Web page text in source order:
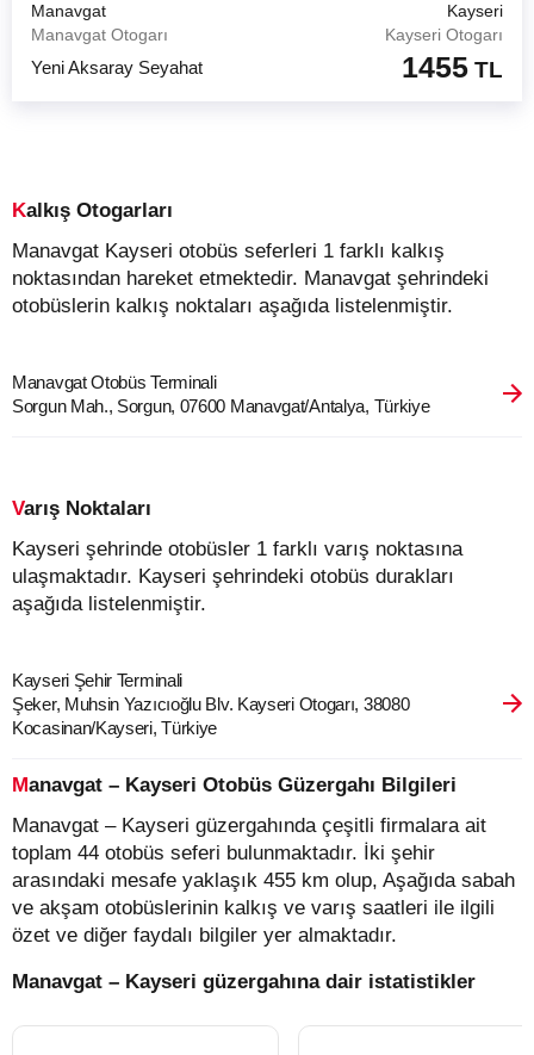
Manavgat
Kayseri
Manavgat Otogarı
Kayseri Otogarı
Yeni Aksaray Seyahat 1455 TL
Kalkış Otogarları
Manavgat Kayseri otobüs seferleri 1 farklı kalkış
noktasından hareket etmektedir. Manavgat şehrindeki
otobüslerin kalkış noktaları aşağıda listelenmiştir.
Manavgat Otobüs Terminali
Sorgun Mah., Sorgun, 07600 Manavgat/Antalya, Türkiye
Varış Noktaları
Kayseri şehrinde otobüsler 1 farklı varış noktasına
ulaşmaktadır. Kayseri şehrindeki otobüs durakları
aşağıda listelenmiştir.
Kayseri Şehir Terminali
Şeker, Muhsin Yazıcıoğlu Blv. Kayseri Otogarı, 38080
Kocasinan/Kayseri, Türkiye
Manavgat – Kayseri Otobüs Güzergahı Bilgileri
Manavgat – Kayseri güzergahında çeşitli firmalara ait
toplam 44 otobüs seferi bulunmaktadır. İki şehir
arasındaki mesafe yaklaşık 455 km olup, Aşağıda sabah
ve akşam otobüslerinin kalkış ve varış saatleri ile ilgili
özet ve diğer faydalı bilgiler yer almaktadır.
Manavgat – Kayseri güzergahına dair istatistikler